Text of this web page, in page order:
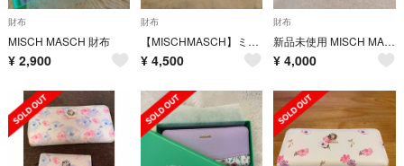
財布
MISCH MASCH 財布
¥ 2,900
財布
【MISCHMASCH】ミニ財布
¥ 4,500
財布
新品未使用 MISCH MASCH ミッシュマッシュ 長財布 水彩花柄
¥ 4,000